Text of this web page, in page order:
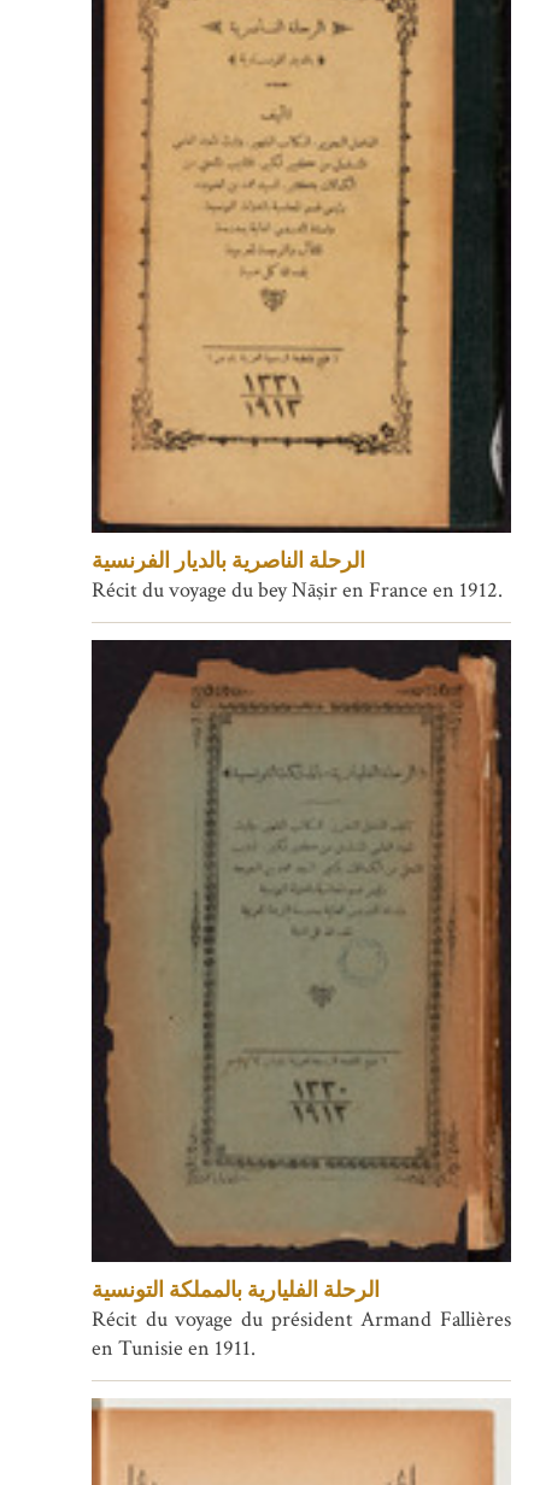
الرحلة الناصرية بالديار الفرنسية
Récit du voyage du bey Nāṣir en France en 1912.
الرحلة الفليارية بالمملكة التونسية
Récit du voyage du président Armand Fallières
en Tunisie en 1911.